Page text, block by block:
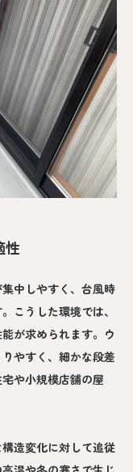
性
中しやすく、台風時
こうした環境では、
が求められます。ウ
やすく、細かな段差
や小規模店舗の屋
造変化に対して追従